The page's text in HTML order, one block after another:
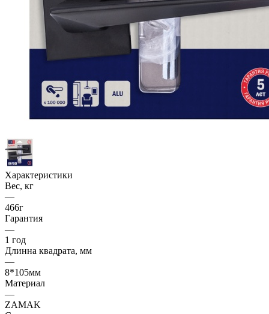
Характеристики
Вес, кг
—
466г
Гарантия
—
1 год
Длинна квадрата, мм
—
8*105мм
Материал
—
ZAMAK